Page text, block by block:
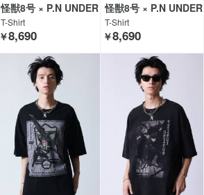
怪獣8号 × P.N UNDER
GROUND
T-Shirt
￥8,690
怪獣8号 × P.N UNDER
GROUND
T-Shirt
￥8,690